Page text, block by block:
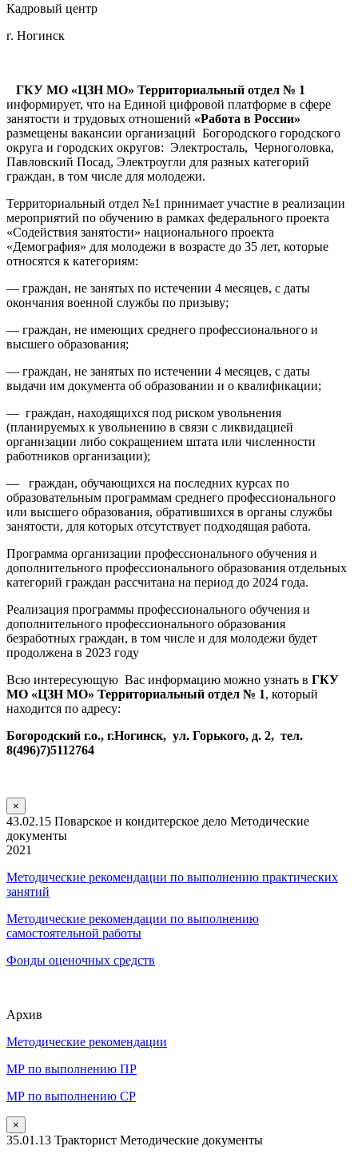
Кадровый центр
г. Ногинск
ГКУ МО «ЦЗН МО» Территориальный отдел № 1
информирует, что на Единой цифровой платформе в сфере
занятости и трудовых отношений «Работа в России»
размещены вакансии организаций Богородского городского
округа и городских округов: Электросталь, Черноголовка,
Павловский Посад, Электроугли для разных категорий
граждан, в том числе для молодежи.
Территориальный отдел №1 принимает участие в реализации
мероприятий по обучению в рамках федерального проекта
«Содействия занятости» национального проекта
«Демография» для молодежи в возрасте до 35 лет, которые
относятся к категориям:
— граждан, не занятых по истечении 4 месяцев, с даты
окончания военной службы по призыву;
— граждан, не имеющих среднего профессионального и
высшего образования;
— граждан, не занятых по истечении 4 месяцев, с даты
выдачи им документа об образовании и о квалификации;
— граждан, находящихся под риском увольнения
(планируемых к увольнению в связи с ликвидацией
организации либо сокращением штата или численности
работников организации);
— граждан, обучающихся на последних курсах по
образовательным программам среднего профессионального
или высшего образования, обратившихся в органы службы
занятости, для которых отсутствует подходящая работа.
Программа организации профессионального обучения и
дополнительного профессионального образования отдельных
категорий граждан рассчитана на период до 2024 года.
Реализация программы профессионального обучения и
дополнительного профессионального образования
безработных граждан, в том числе и для молодежи будет
продолжена в 2023 году
Всю интересующую Вас информацию можно узнать в ГКУ
МО «ЦЗН МО» Территориальный отдел № 1, который
находится по адресу:
Богородский г.о., г.Ногинск, ул. Горького, д. 2, тел.
8(496)7)5112764
×
43.02.15 Поварское и кондитерское дело Методические
документы
2021
Методические рекомендации по выполнению практических
занятий
Методические рекомендации по выполнению
самостоятельной работы
Фонды оценочных средств
Архив
Методические рекомендации
МР по выполнению ПР
МР по выполнению СР
×
35.01.13 Тракторист Методические документы